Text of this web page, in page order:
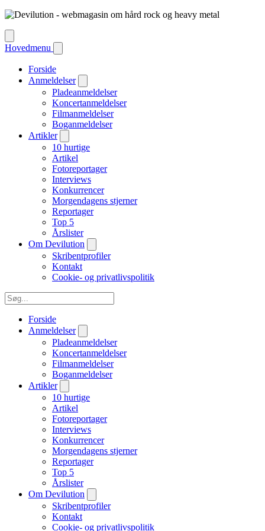
Hovedmenu
Forside
Anmeldelser
Pladeanmeldelser
Koncertanmeldelser
Filmanmeldelser
Boganmeldelser
Artikler
10 hurtige
Artikel
Fotoreportager
Interviews
Konkurrencer
Morgendagens stjerner
Reportager
Top 5
Årslister
Om Devilution
Skribentprofiler
Kontakt
Cookie- og privatlivspolitik
Forside
Anmeldelser
Pladeanmeldelser
Koncertanmeldelser
Filmanmeldelser
Boganmeldelser
Artikler
10 hurtige
Artikel
Fotoreportager
Interviews
Konkurrencer
Morgendagens stjerner
Reportager
Top 5
Årslister
Om Devilution
Skribentprofiler
Kontakt
Cookie- og privatlivspolitik